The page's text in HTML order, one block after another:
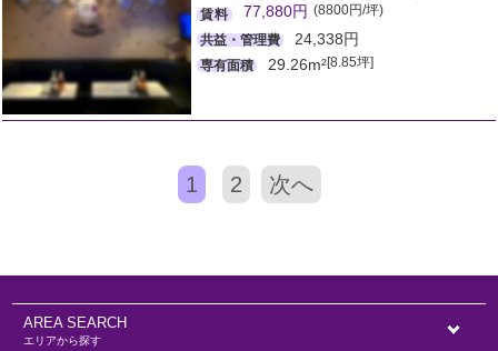
賃料 77,880円 (8800円/坪)
共益・管理費
24,338円
専有面積 29.26m²[8.85坪]
1 2 次へ
エリアから探す
AREA SEARCH